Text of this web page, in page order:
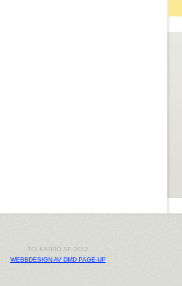
TOLKABRO.SE 2012
WEBBDESIGN AV DMD PAGE-UP